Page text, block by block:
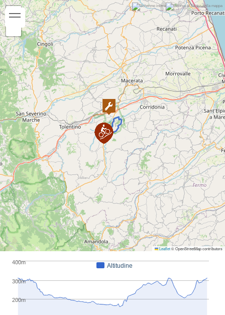
Gennaio Febbraio Marzo Aprile Maggio Giugno
Luglio Agosto Settembre Ottobre
Novembre
Dicembre
Note:
Per maggiori info:
https://www.noimarche.it/it/cicloturismo/bike-
urbisaglia/5/urbisaglia-in-mtb/3.html
Leaflet© OpenStreetMap contributors
Altitudine
200m
300m
400m